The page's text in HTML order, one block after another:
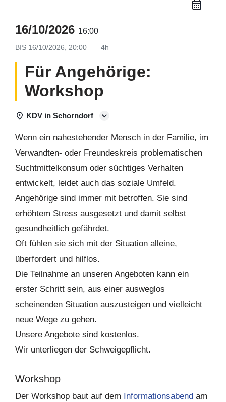
16/10/2026 16:00
BIS 16/10/2026, 20:00 4h
Für Angehörige:
Workshop
KDV in Schorndorf
Wenn ein nahestehender Mensch in der Familie, im
Verwandten- oder Freundeskreis problematischen
Suchtmittelkonsum oder süchtiges Verhalten
entwickelt, leidet auch das soziale Umfeld.
Angehörige sind immer mit betroffen. Sie sind
erhöhtem Stress ausgesetzt und damit selbst
gesundheitlich gefährdet.
Oft fühlen sie sich mit der Situation alleine,
überfordert und hilflos.
Die Teilnahme an unseren Angeboten kann ein
erster Schritt sein, aus einer ausweglos
scheinenden Situation auszusteigen und vielleicht
neue Wege zu gehen.
Unsere Angebote sind kostenlos.
Wir unterliegen der Schweigepflicht.
Workshop
Der Workshop baut auf dem Informationsabend am